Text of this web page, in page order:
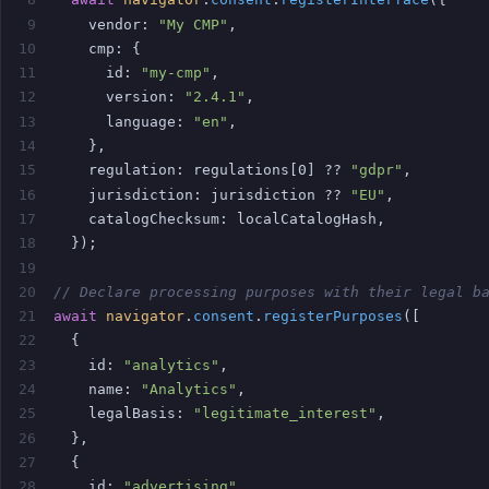
9
    vendor:
"My CMP" ,
10
    cmp: {
11
      id:
"my-cmp" ,
12
      version:
"2.4.1" ,
13
      language:
"en" ,
14
    },
15
    regulation: regulations[0] ??
"gdpr" ,
16
    jurisdiction: jurisdiction ??
"EU" ,
17
    catalogChecksum: localCatalogHash,
18
  });
19
20
// Declare processing purposes with their legal
21
await navigator . consent . registerPurposes ([
22
  {
23
    id:
"analytics" ,
24
    name:
"Analytics" ,
25
    legalBasis:
"legitimate_interest" ,
26
  },
27
  {